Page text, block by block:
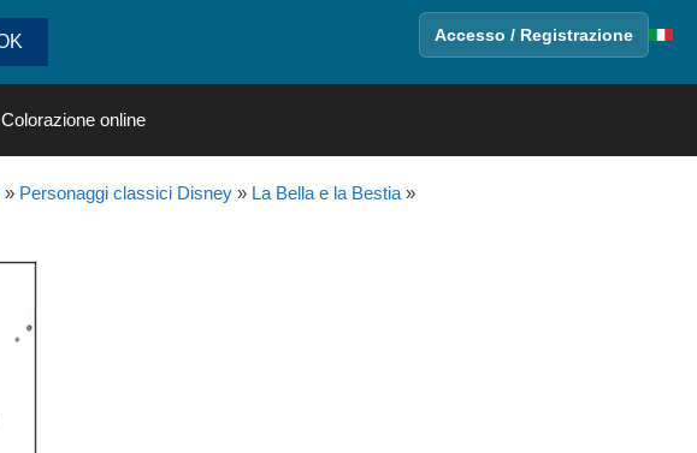
Accesso / Registrazione
Colorazione online
» Personaggi classici Disney» La Bella e la Bestia»